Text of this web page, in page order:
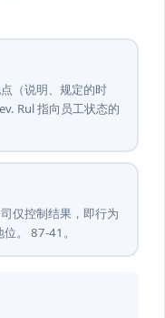
（说明、规定的时
Rul 指向员工状态的
仅控制结果，即行为
。 87-41。